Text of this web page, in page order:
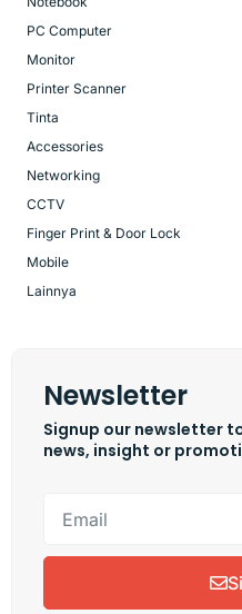
PC Computer
Monitor
Printer Scanner
Tinta
Accessories
Networking
CCTV
Finger Print & Door Lock
Mobile
Lainnya
Newsletter
Signup our newsletter
news, insight or